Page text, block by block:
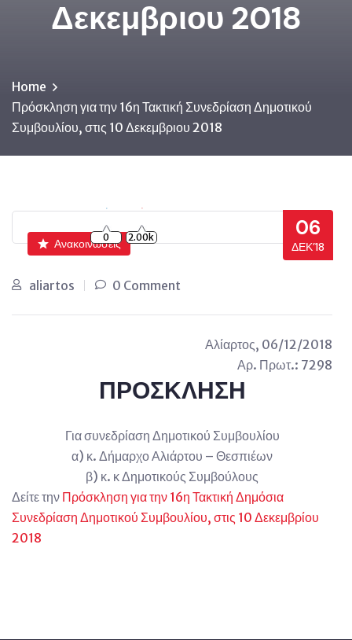
Δεκεμβριου 2018
Home
Πρόσκληση για την 16η Τακτική Συνεδρίαση Δημοτικού
Συμβουλίου, στις 10 Δεκεμβριου 2018
06
ΔΕΚ’18
Ανακοινώσεις
aliartos 0 Comment
Αλίαρτος, 06/12/2018
Αρ. Πρωτ.: 7298
ΠΡΟΣΚΛΗΣΗ
Για συνεδρίαση Δημοτικού Συμβουλίου
α) κ. Δήμαρχο Αλιάρτου – Θεσπιέων
β) κ. κ Δημοτικούς Συμβούλους
Δείτε την Πρόσκληση για την 16η Τακτική Δημόσια
Συνεδρίαση Δημοτικού Συμβουλίου, στις 10 Δεκεμβρίου
2018
0 2.00k